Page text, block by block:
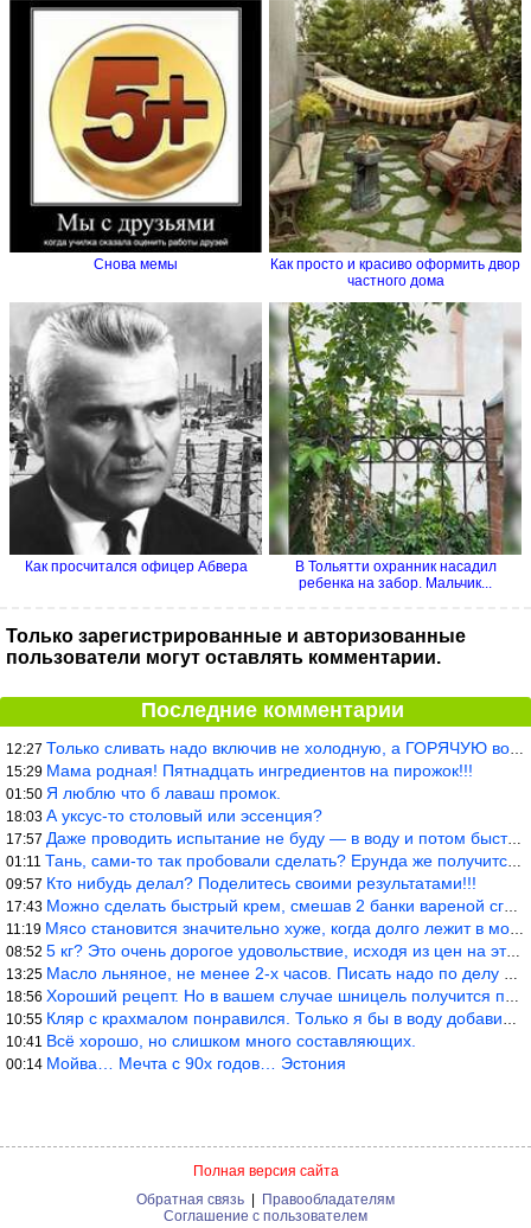
Снова мемы
Как просто и красиво оформить двор
частного дома
Как просчитался офицер Абвера
В Тольятти охранник насадил
ребенка на забор. Мальчик...
Только зарегистрированные и авторизованные
пользователи могут оставлять комментарии.
Последние комментарии
12:27 Только сливать надо включив не холодную, а ГОРЯЧУЮ воду. Трубы в
15:29 Мама родная! Пятнадцать ингредиентов на пирожок!!!
01:50 Я люблю что б лаваш промок.
18:03 А уксус-то столовый или эссенция?
17:57 Даже проводить испытание не буду — в воду и потом быстро в раска
01:11 Тань, сами-то так пробовали сделать? Ерунда же получится. Нет, с
09:57 Кто нибудь делал? Поделитесь своими результатами!!!
17:43 Можно сделать быстрый крем, смешав 2 банки вареной сгущенки со с
11:19 Мясо становится значительно хуже, когда долго лежит в морозилке
08:52 5 кг? Это очень дорогое удовольствие, исходя из цен на эту ягоду
13:25 Масло льняное, не менее 2-х часов. Писать надо по делу и подробн
18:56 Хороший рецепт. Но в вашем случае шницель получится парено-варен
10:55 Кляр с крахмалом понравился. Только я бы в воду добавил бы молок
10:41 Всё хорошо, но слишком много составляющих.
00:14 Мойва… Мечта с 90х годов… Эстония
Полная версия сайта
Обратная связь
Правообладателям
Соглашение с пользователем